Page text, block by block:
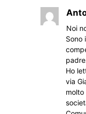
Noi
Sono
Ho
via